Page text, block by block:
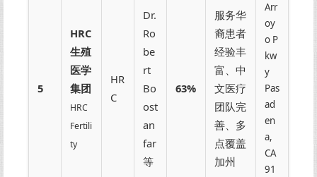
5
HRC
生殖
医学
集团
HRC
Fertili
ty
HR
C
Dr.
Ro
be
rt
Bo
ost
an
far
等
63%
服务华
裔患者
经验丰
富、中
文医疗
团队完
善、多
点覆盖
加州
Arr
oy
o P
kw
y
Pas
ad
en
a,
CA
91